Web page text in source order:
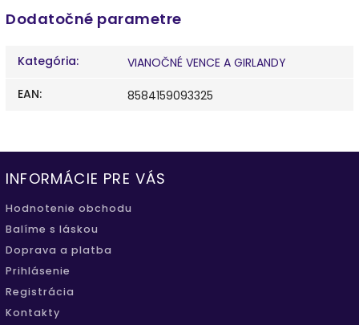
Dodatočné parametre
Kategória:
VIANOČNÉ VENCE A GIRLANDY
EAN: 8584159093325
INFORMÁCIE PRE VÁS
Hodnotenie obchodu
Balíme s láskou
Doprava a platba
Prihlásenie
Registrácia
Kontakty